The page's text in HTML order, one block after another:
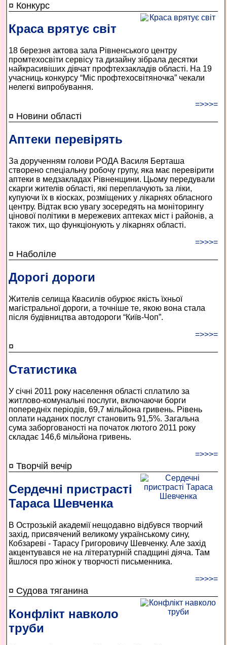
¤ Конкурс
Краса врятує світ
18 березня актова зала Рівненського центру
промтехосвіти сервісу та дизайну зібрала десятки
найкрасивіших дівчат профтехзакладів області. На 19
учасниць конкурсу “Міс профтехосвітяночка” чекали
нелегкі випробування.
=>>>=
¤ Новини області
Аптеки перевірять
За дорученням голови РОДА Василя Берташа
створено спеціальну робочу групу, яка має перевірити
аптеки в медзакладах Рівненщини. Цьому передували
скарги жителів області, які переплачують за ліки,
купуючи їх в кіосках, розміщених у лікарнях обласного
центру. Відтак всю увагу зосередять на моніторингу
цінової політики в мережевих аптеках міст і районів, а
також тих, що функціонують у лікарнях області.
=>>>=
¤ Наболіле
Дорогі дороги
Жителів селища Квасилів обурює якість їхньої
магістральної дороги, а точніше те, якою вона стала
після будівництва автодороги “Київ-Чоп”.
=>>>=
¤
Статистика
У січні 2011 року населення області сплатило за
житлово-комунальні послуги, включаючи борги
попередніх періодів, 69,7 мільйона гривень. Рівень
оплати наданих послуг становить 91,5%. Загальна
сума заборгованості на початок лютого 2011 року
складає 146,6 мільйона гривень.
=>>>=
¤ Творчій вечір
Сердечні пристрасті
Тараса Шевченка
В Острозькій академії нещодавно відбувся творчий
захід, присвячений великому українському сину,
Кобзареві - Тарасу Григоровичу Шевченку. Але захід
акцентувався не на літературній спадщині діяча. Там
йшлося про жінок у творчості письменника.
=>>>=
¤ Судова тяганина
Конфлікт навколо
труби